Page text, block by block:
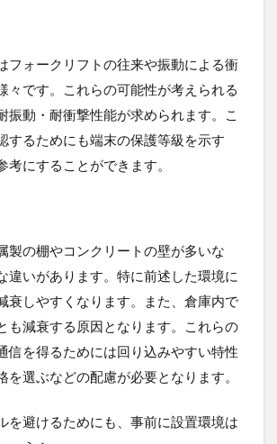
フォークリフトの往来や振動による衝
々です。これらの可能性が考えられる
振動・耐衝撃性能が求められます。こ
するためにも端末の保護等級を示す
考にすることができます。
製の棚やコンクリートの壁が多いな
違いがあります。特に前述した環境に
衰しやすくなります。また、倉庫内で
も減衰する原因となります。これらの
信を得るためには回り込みやすい特性
を選ぶなどの配慮が必要となります。
を避けるためにも、事前に設置環境は